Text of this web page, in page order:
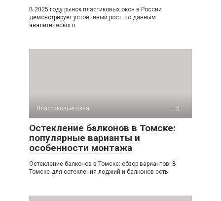
В 2025 году рынок пластиковых окон в России
демонстрирует устойчивый рост: по данным
аналитического
Пластиковые окна 0
Остекление балконов в Томске:
популярные варианты и
особенности монтажа
Остекление балконов в Томске: обзор вариантов! В
Томске для остекления лоджий и балконов есть